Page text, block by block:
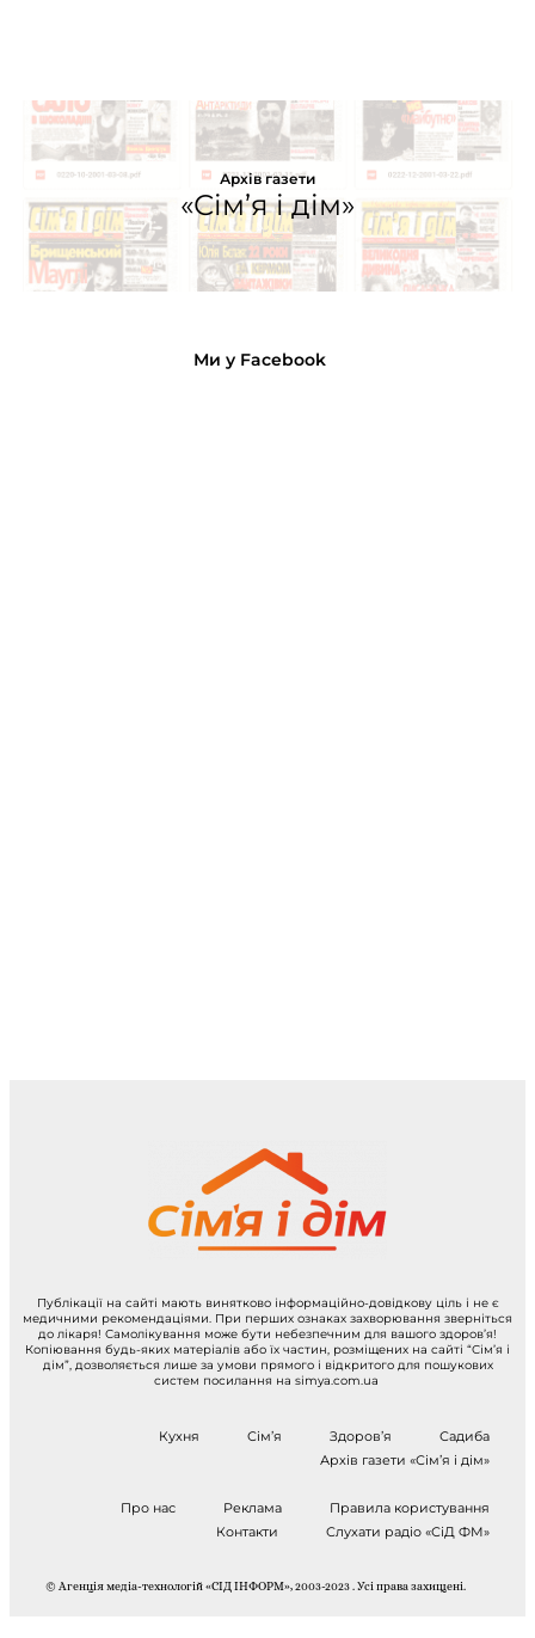
Архів газети
«Сім’я і дім»
Ми у Facebook
Публікації на сайті мають винятково інформаційно-довідкову ціль і не є
медичними рекомендаціями. При перших ознаках захворювання зверніться
до лікаря! Самолікування може бути небезпечним для вашого здоров’я!
Копіювання будь-яких матеріалів або їх частин, розміщених на сайті “Сім’я і
дім”, дозволяється лише за умови прямого і відкритого для пошукових
систем посилання на simya.com.ua
Кухня Сім’я Здоров’я
Садиба
Архів газети «Сім’я і дім»
Про нас Реклама
Правила користування
Контакти
Слухати радіо «СіД ФМ»
© Агенція медіа-технологій «СІД ІНФОРМ», 2003-2023 . Усі права захищені.